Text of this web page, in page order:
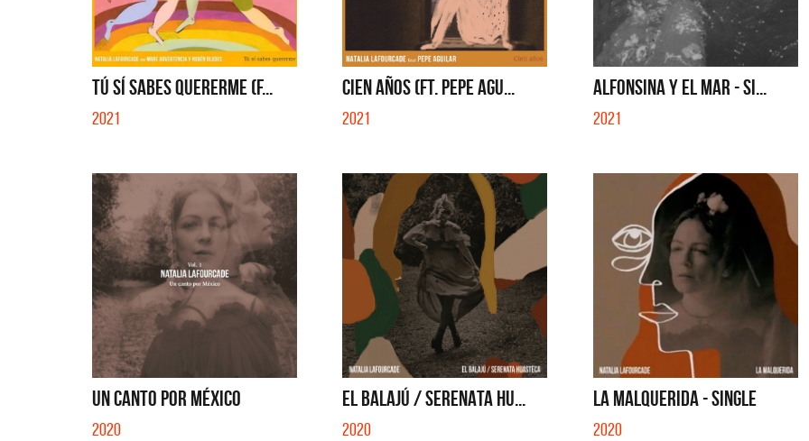
TÚ SÍ SABES QUERERME (F...
2021
CIEN AÑOS (FT. PEPE AGU...
2021
ALFONSINA Y EL MAR - SI...
2021
UN CANTO POR MÉXICO
2020
EL BALAJÚ / SERENATA HU...
2020
LA MALQUERIDA - SINGLE
2020